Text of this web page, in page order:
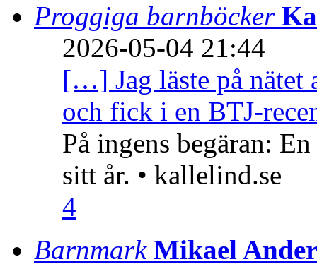
Proggiga barnböcker
2026-05-04 21:44
[…] Jag läste på nätet
och fick i en BTJ-
På ingens begäran:
sitt år. • kallelind.se
4
Barnmark Mikael